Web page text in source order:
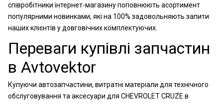
співробітники інтернет-магазину поповнюють асортимент
популярними новинками, які на 100% задовольняють запити
наших клієнтів у довговічних комплектуючих.
Переваги купівлі запчастин
в Avtovektor
Купуючи автозапчастини, витратні матеріали для технічного
обслуговування та аксесуари для CHEVROLET CRUZE в